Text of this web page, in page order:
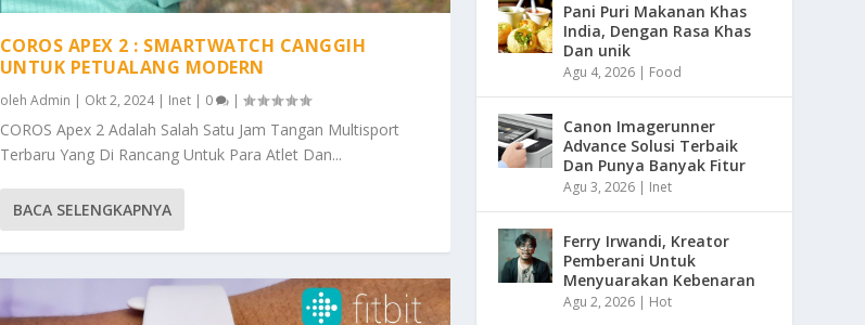
COROS APEX 2 : SMARTWATCH CANGGIH
UNTUK PETUALANG MODERN
oleh Admin | Okt 2, 2024| Inet| 0 |
COROS Apex 2 Adalah Salah Satu Jam Tangan Multisport
Terbaru Yang Di Rancang Untuk Para Atlet Dan...
BACA SELENGKAPNYA
Pani Puri Makanan Khas
India, Dengan Rasa Khas
Dan unik
Agu 4, 2026 | Food
Canon Imagerunner
Advance Solusi Terbaik
Dan Punya Banyak Fitur
Agu 3, 2026 | Inet
Ferry Irwandi, Kreator
Pemberani Untuk
Menyuarakan Kebenaran
Agu 2, 2026 | Hot